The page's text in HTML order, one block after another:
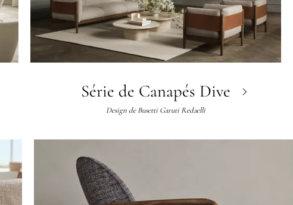
Série de Canapés Dive
Design deBusetti Garuti Redaelli